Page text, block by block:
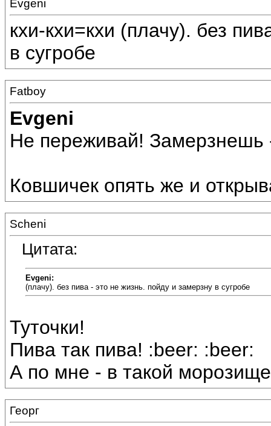
Evgeni
кхи-кхи=кхи (плачу). без
в сугробе
Fatboy
Evgeni
Не переживай! Замерзнешь
Ковшичек опять же и
Scheni
Цитата:
Evgeni:
(плачу). без пива - это не жизнь. пойду и замерзну в сугробе
Туточки!
Пива так пива! :beer: :beer:
А по мне - в такой
Георг